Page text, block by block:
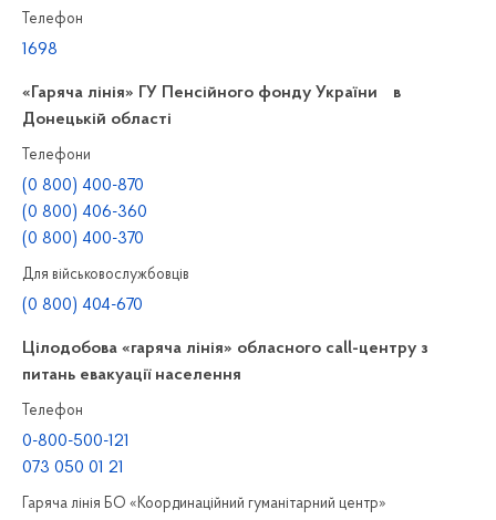
Телефон
1698
«Гаряча лінія» ГУ Пенсійного фонду України в
Донецькій області
Телефони
(0 800) 400-870
(0 800) 406-360
(0 800) 400-370
Для військовослужбовців
(0 800) 404-670
Цілодобова «гаряча лінія» обласного call-центру з
питань евакуації населення
Телефон
0-800-500-121
073 050 01 21
Гаряча лінія БО «Координаційний гуманітарний центр»